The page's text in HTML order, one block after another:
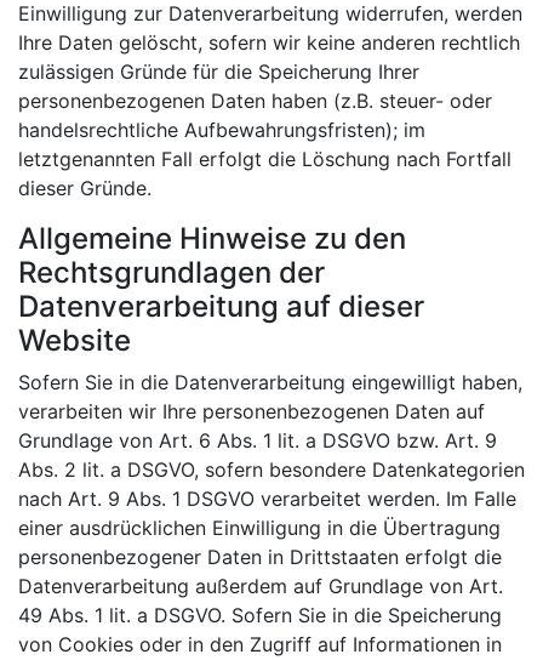
Einwilligung zur Datenverarbeitung widerrufen, werden
Ihre Daten gelöscht, sofern wir keine anderen rechtlich
zulässigen Gründe für die Speicherung Ihrer
personenbezogenen Daten haben (z.B. steuer- oder
handelsrechtliche Aufbewahrungsfristen); im
letztgenannten Fall erfolgt die Löschung nach Fortfall
dieser Gründe.
Allgemeine Hinweise zu den
Rechtsgrundlagen der
Datenverarbeitung auf dieser
Website
Sofern Sie in die Datenverarbeitung eingewilligt haben,
verarbeiten wir Ihre personenbezogenen Daten auf
Grundlage von Art. 6 Abs. 1 lit. a DSGVO bzw. Art. 9
Abs. 2 lit. a DSGVO, sofern besondere Datenkategorien
nach Art. 9 Abs. 1 DSGVO verarbeitet werden. Im Falle
einer ausdrücklichen Einwilligung in die Übertragung
personenbezogener Daten in Drittstaaten erfolgt die
Datenverarbeitung außerdem auf Grundlage von Art.
49 Abs. 1 lit. a DSGVO. Sofern Sie in die Speicherung
von Cookies oder in den Zugriff auf Informationen in